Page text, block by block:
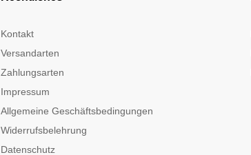
Kontakt
Versandarten
Zahlungsarten
Impressum
Allgemeine Geschäftsbedingungen
Widerrufsbelehrung
Datenschutz